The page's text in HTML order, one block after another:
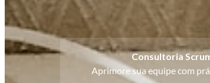
Consultoria
Aprimore sua equipe com